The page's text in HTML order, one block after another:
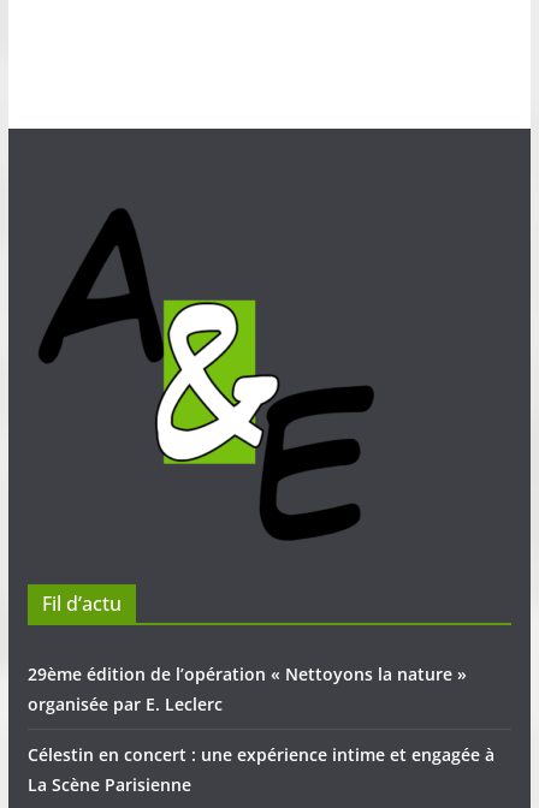
Fil d’actu
29ème édition de l’opération « Nettoyons la nature »
organisée par E. Leclerc
Célestin en concert : une expérience intime et engagée à
La Scène Parisienne